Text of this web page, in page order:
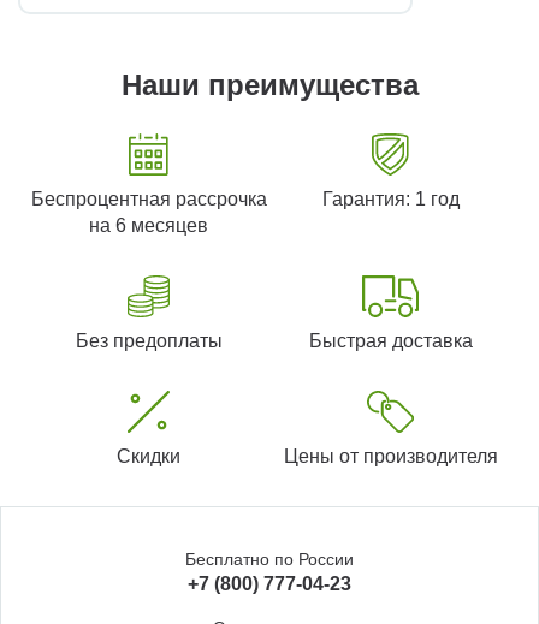
Наши преимущества
Беспроцентная рассрочка
на 6 месяцев
Гарантия: 1 год
Без предоплаты Быстрая доставка
Скидки Цены от производителя
Бесплатно по России
+7 (800) 777-04-23